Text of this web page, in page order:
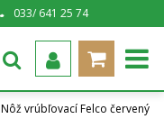
033/ 641 25 74
Nôž vrúbľovací Felco červený